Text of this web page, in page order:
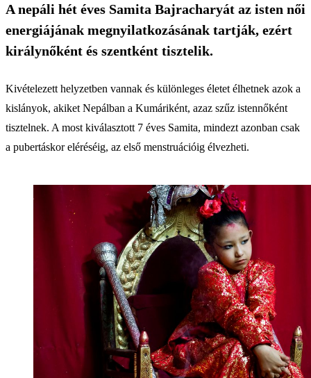
A nepáli hét éves Samita Bajracharyát az isten női
energiájának megnyilatkozásának tartják, ezért
királynőként és szentként tisztelik.
Kivételezett helyzetben vannak és különleges életet élhetnek azok a
kislányok, akiket Nepálban a Kumáriként, azaz szűz istennőként
tisztelnek. A most kiválasztott 7 éves Samita, mindezt azonban csak
a pubertáskor eléréséig, az első menstruációig élvezheti.